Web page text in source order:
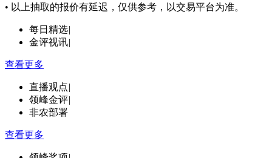
• 以上抽取的报价有延迟，仅供参考，以交易平台为准。
每日精选|
金评视讯|
查看更多
直播观点|
领峰金评|
非农部署
查看更多